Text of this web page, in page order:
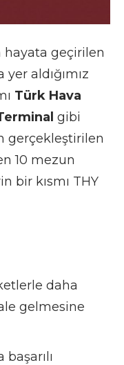
hayata geçirilen
aldığımız
Türk Hava
gibi
gerçekleştirilen
10 mezun
bir kısmı THY
daha
gelmesine